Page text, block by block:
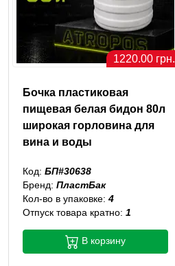
1220.00 грн.
Бочка пластиковая
пищевая белая бидон 80л
широкая горловина для
вина и воды
Код: БП#30638
Бренд: ПластБак
Кол-во в упаковке: 4
Отпуск товара кратно: 1
В корзину